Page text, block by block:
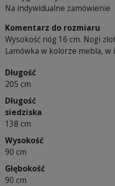
Na indywidualne zamówienie
Komentarz do rozmiaru
Wysokość nóg 16 cm. Nogi
Lamówka w kolorze mebla,
Długość
205 cm
Długość
siedziska
138 cm
Wysokość
90 cm
Głębokość
90 cm